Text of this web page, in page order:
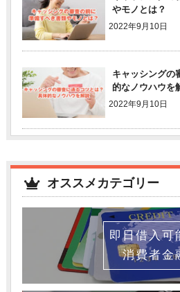
やモノとは？
2022年9月10日
キャッシングの
的なノウハウを
2022年9月10日
オススメカテゴリー
即日借入可
消費者金